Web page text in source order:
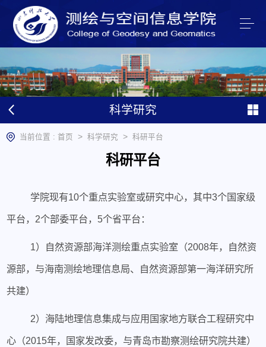
科学研究
当前位置 : 首页 > 科学研究 > 科研平台
科研平台
学院现有10个重点实验室或研究中心，其中3个国家级
平台，2个部委平台，5个省平台：
1）自然资源部海洋测绘重点实验室（2008年，自然资
源部，与海南测绘地理信息局、自然资源部第一海洋研究所
共建）
2）海陆地理信息集成与应用国家地方联合工程研究中
心（2015年，国家发改委，与青岛市勘察测绘研究院共建）